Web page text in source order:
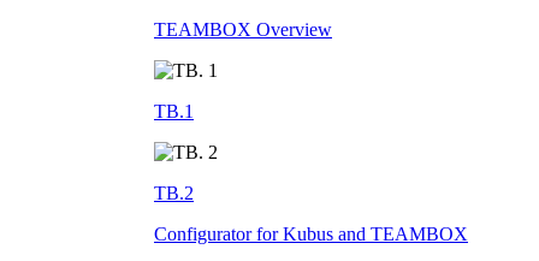
TEAMBOX Overview
TB.1
TB.2
Configurator for Kubus and TEAMBOX